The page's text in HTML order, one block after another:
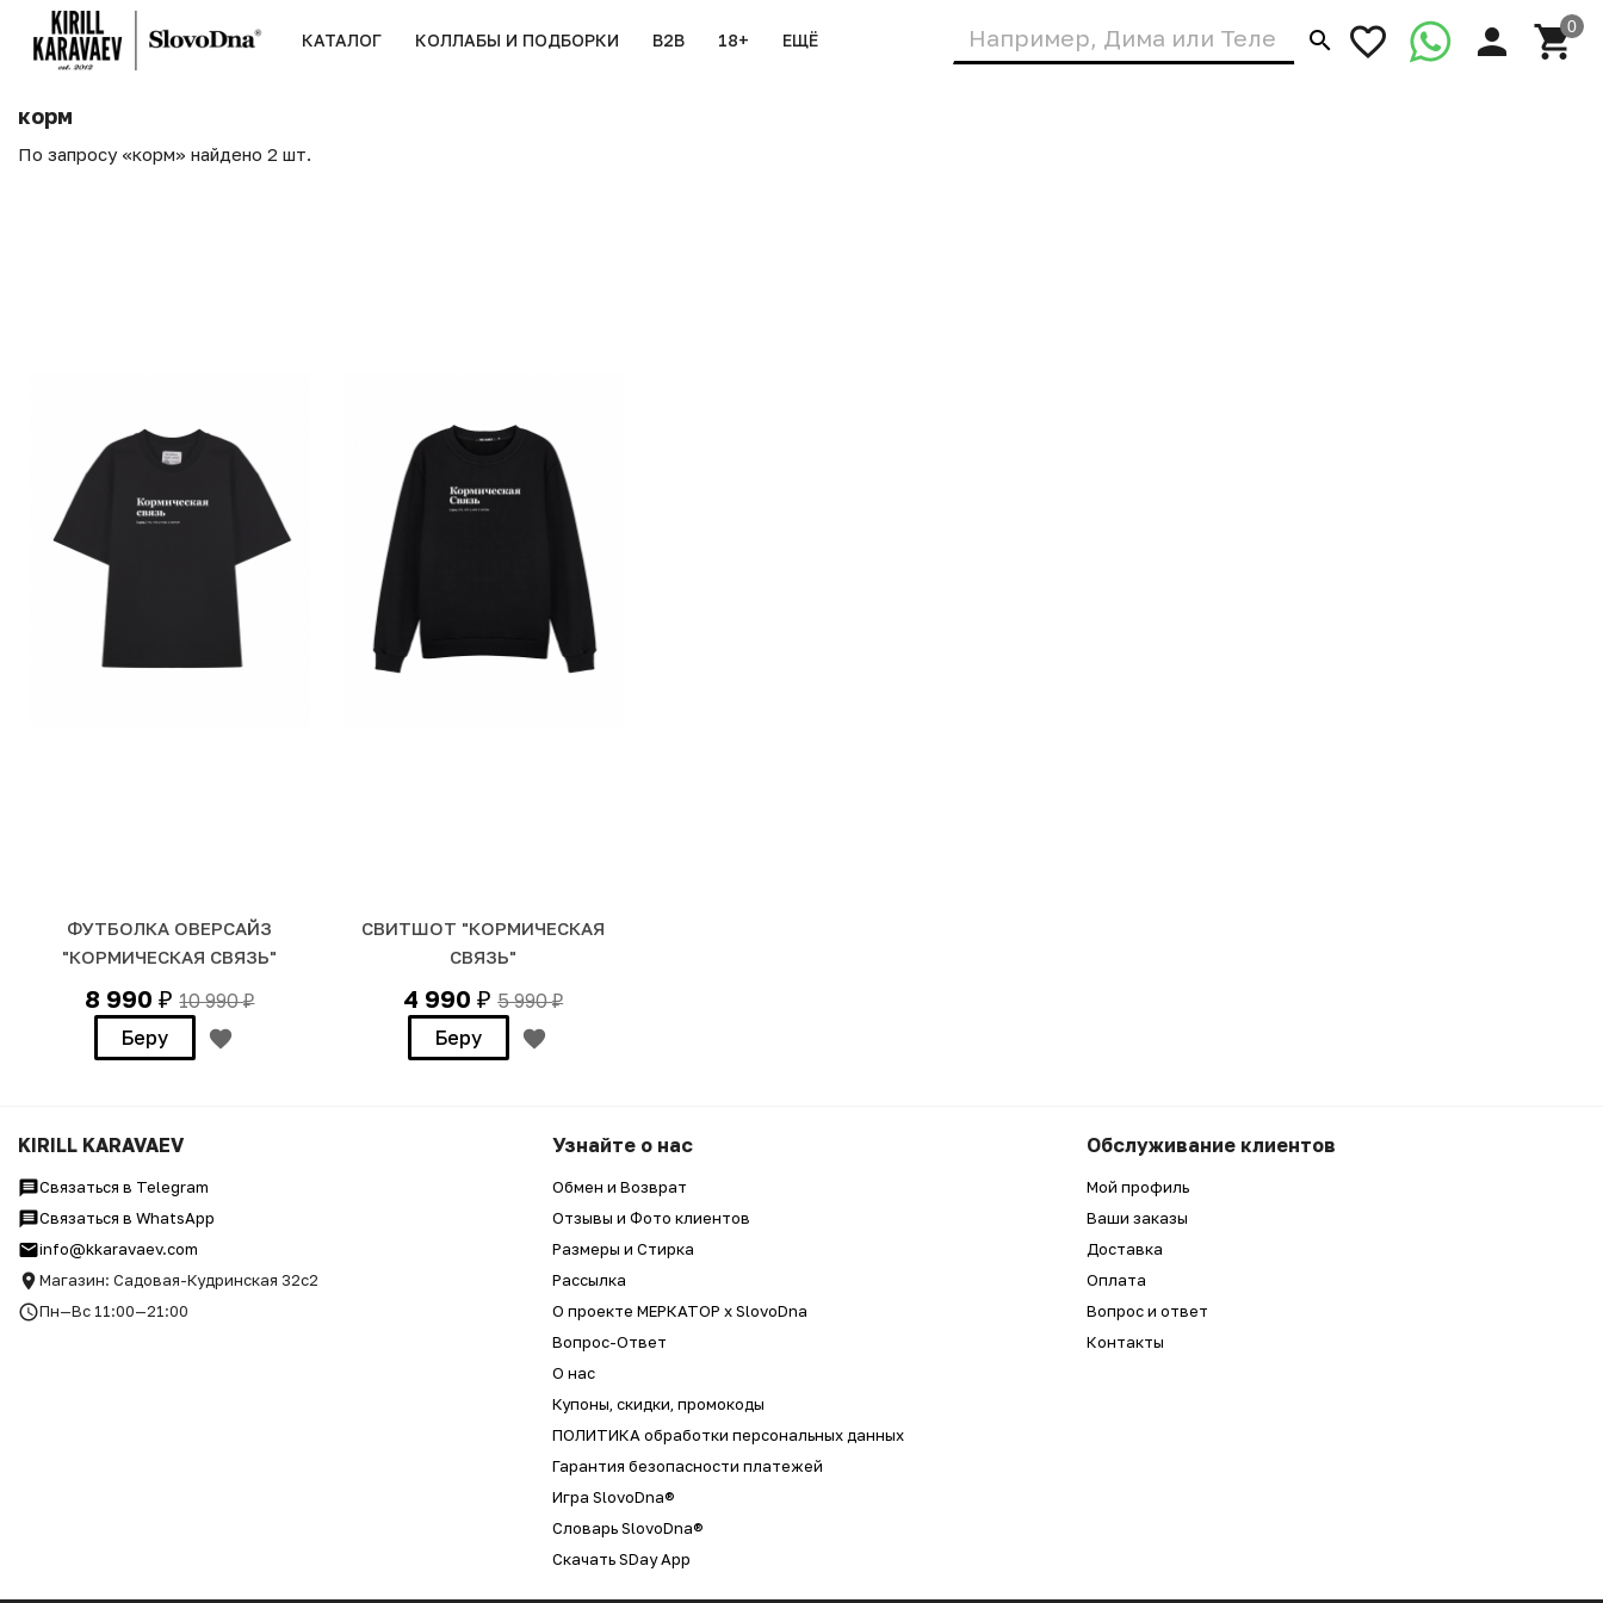
КАТАЛОГ КОЛЛАБЫ И ПОДБОРКИ B2B 18+ ЕЩЁ
корм
По запросу «корм» найдено 2 шт.
ФУТБОЛКА ОВЕРСАЙЗ
"КОРМИЧЕСКАЯ СВЯЗЬ"
8 990₽ 10 990₽
Беру
СВИТШОТ "КОРМИЧЕСКАЯ
СВЯЗЬ"
4 990₽ 5 990₽
Беру
KIRILL KARAVAEV
Связаться в Telegram
Связаться в WhatsApp
info@kkaravaev.com
Магазин: Садовая-Кудринская 32с2
Пн—Вс 11:00—21:00
Узнайте о нас
Обмен и Возврат
Отзывы и Фото клиентов
Размеры и Стирка
Рассылка
О проекте МЕРКАТОР x SlovoDna
Вопрос-Ответ
О нас
Купоны, скидки, промокоды
ПОЛИТИКА обработки персональных данных
Гарантия безопасности платежей
Игра SlovoDna®
Словарь SlovoDna®
Скачать SDay App
Обслуживание клиентов
Мой профиль
Ваши заказы
Доставка
Оплата
Вопрос и ответ
Контакты